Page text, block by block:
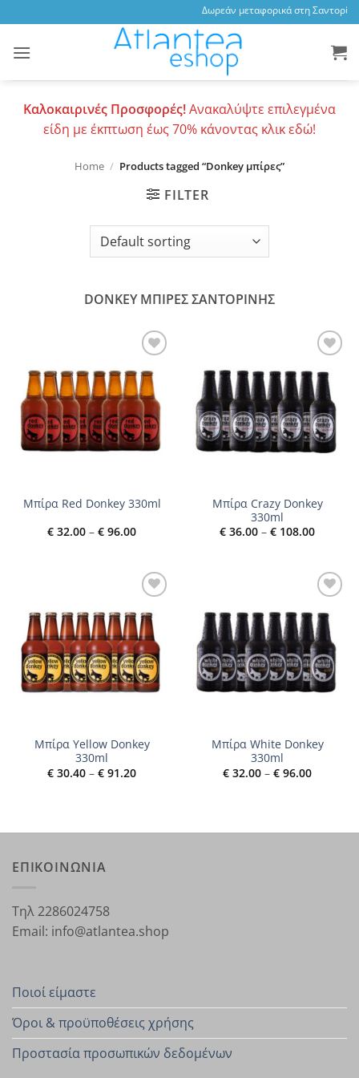
to
content
Δωρεάν μεταφορικά στη
Καλοκαιρινές Προσφορές!Ανακαλύψτε επιλεγμένα
είδη με έκπτωση έως 70% κάνοντας κλικ εδώ!
Home / Products tagged “Donkey μπίρες”
FILTER
DONKEY ΜΠΙΡΕΣ ΣΑΝΤΟΡΙΝΗΣ
wishlist
Μπίρα Red Donkey 330ml
€ 32.00 – € 96.00Price
€ 96.00
wishlist
Μπίρα Crazy Donkey
330ml
€ 36.00 – € 108.00Price
€ 108.00
wishlist
Μπίρα Yellow Donkey
330ml
€ 30.40 – € 91.20Price
wishlist
Μπίρα White Donkey
330ml
€ 32.00 – € 96.00Price
ΕΠΙΚΟΙΝΩΝΙΑ
Τηλ 2286024758
Email: info@atlantea.shop
Ποιοί είμαστε
Όροι & προϋποθέσεις χρήσης
Προστασία προσωπικών δεδομένων